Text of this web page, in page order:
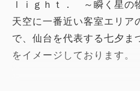
ｌｉｇｈｔ． ～瞬く星の
天空に一番近い客室エリア
で、仙台を代表する七夕ま
をイメージしております。